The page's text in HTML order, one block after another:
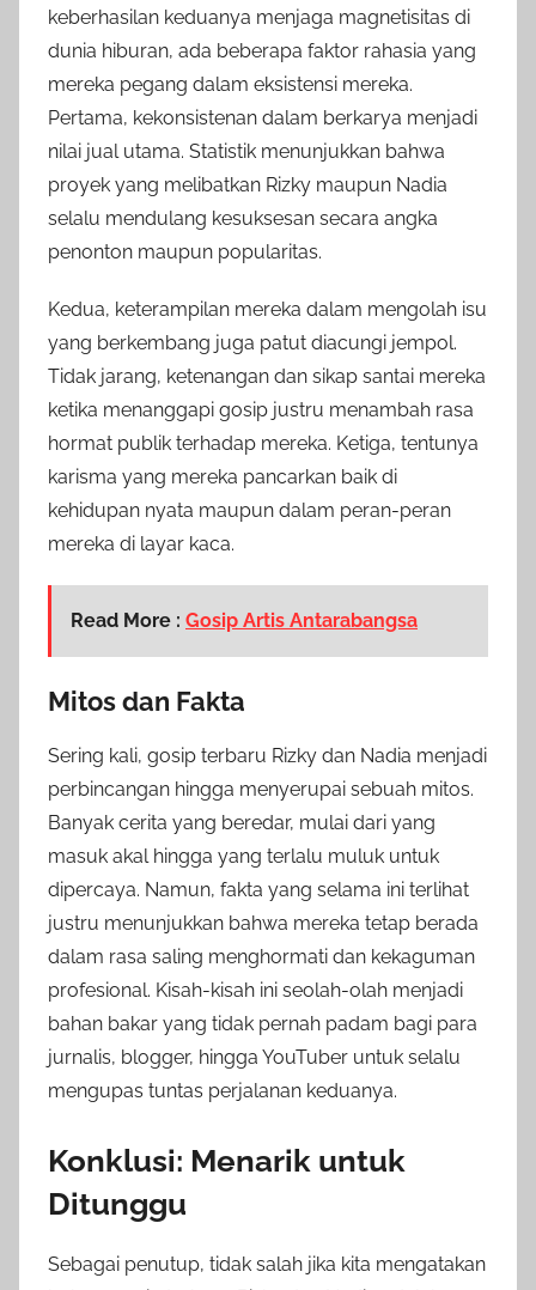
keberhasilan keduanya menjaga magnetisitas di
dunia hiburan, ada beberapa faktor rahasia yang
mereka pegang dalam eksistensi mereka.
Pertama, kekonsistenan dalam berkarya menjadi
nilai jual utama. Statistik menunjukkan bahwa
proyek yang melibatkan Rizky maupun Nadia
selalu mendulang kesuksesan secara angka
penonton maupun popularitas.
Kedua, keterampilan mereka dalam mengolah isu
yang berkembang juga patut diacungi jempol.
Tidak jarang, ketenangan dan sikap santai mereka
ketika menanggapi gosip justru menambah rasa
hormat publik terhadap mereka. Ketiga, tentunya
karisma yang mereka pancarkan baik di
kehidupan nyata maupun dalam peran-peran
mereka di layar kaca.
Read More : Gosip Artis Antarabangsa
Mitos dan Fakta
Sering kali, gosip terbaru Rizky dan Nadia menjadi
perbincangan hingga menyerupai sebuah mitos.
Banyak cerita yang beredar, mulai dari yang
masuk akal hingga yang terlalu muluk untuk
dipercaya. Namun, fakta yang selama ini terlihat
justru menunjukkan bahwa mereka tetap berada
dalam rasa saling menghormati dan kekaguman
profesional. Kisah-kisah ini seolah-olah menjadi
bahan bakar yang tidak pernah padam bagi para
jurnalis, blogger, hingga YouTuber untuk selalu
mengupas tuntas perjalanan keduanya.
Konklusi: Menarik untuk
Ditunggu
Sebagai penutup, tidak salah jika kita mengatakan